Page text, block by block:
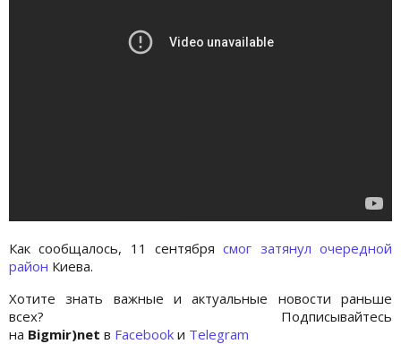
Как сообщалось, 11 сентябрясмог затянул очередной
район Киева.
Хотите знать важные и актуальные новости раньше
всех? Подписывайтесь
на Bigmir)net в Facebook и Telegram